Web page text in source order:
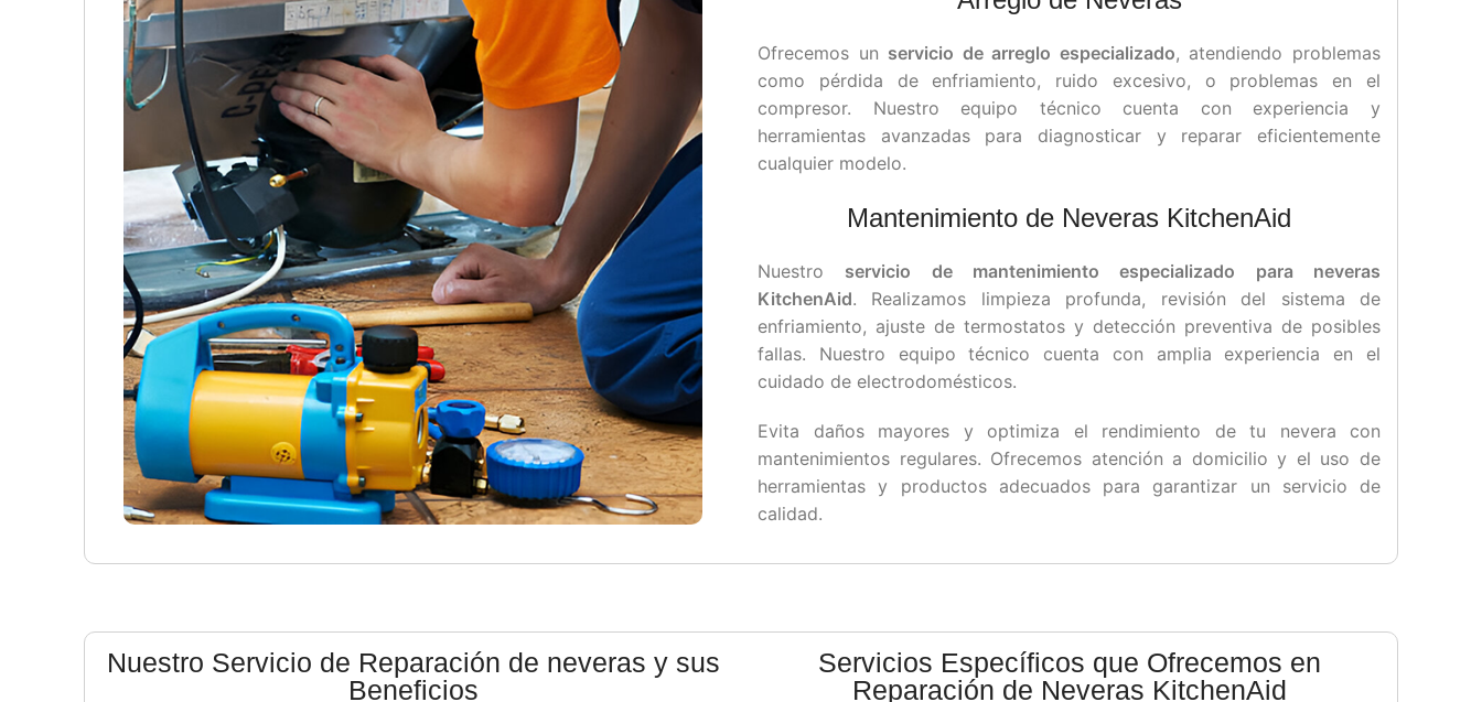
Ofrecemos un servicio de arreglo especializado, atendiendo problemas
como pérdida de enfriamiento, ruido excesivo, o problemas en el
compresor. Nuestro equipo técnico cuenta con experiencia y
herramientas avanzadas para diagnosticar y reparar eficientemente
cualquier modelo.
Mantenimiento de Neveras KitchenAid
Nuestro servicio de mantenimiento especializado para neveras
KitchenAid. Realizamos limpieza profunda, revisión del sistema de
enfriamiento, ajuste de termostatos y detección preventiva de posibles
fallas. Nuestro equipo técnico cuenta con amplia experiencia en el
cuidado de electrodomésticos.
Evita daños mayores y optimiza el rendimiento de tu nevera con
mantenimientos regulares. Ofrecemos atención a domicilio y el uso de
herramientas y productos adecuados para garantizar un servicio de
calidad.
Nuestro Servicio de Reparación de neveras y sus
Beneficios
Servicios Específicos que Ofrecemos en
Reparación de Neveras KitchenAid